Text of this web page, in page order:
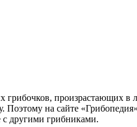
грибочков, произрастающих
на сайте
другими грибниками.